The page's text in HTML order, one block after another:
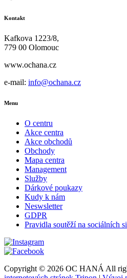
Kontakt
Kafkova 1223/8,
779 00 Olomouc
www.ochana.cz
e-mail: info@ochana.cz
Menu
O centru
Akce centra
Akce obchodů
Obchody
Mapa centra
Management
Služby
Dárkové poukazy
Kudy k nám
Neswsletter
GDPR
Pravidla soutěží na sociálních
Copyright © 2026 OC HANÁ All